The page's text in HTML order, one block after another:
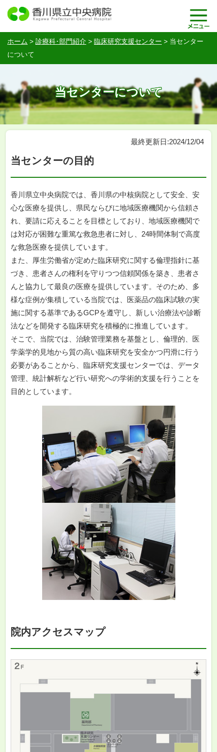
ホーム > 診療科･部門紹介 > 臨床研究支援センター > 当センター
について
当センターについて
最終更新日:2024/12/04
当センターの目的
香川県立中央病院では、香川県の中核病院として安全、安
心な医療を提供し、県民ならびに地域医療機関から信頼さ
れ、要請に応えることを目標としており、地域医療機関で
は対応が困難な重篤な救急患者に対し、24時間体制で高度
な救急医療を提供しています。
また、厚生労働省が定めた臨床研究に関する倫理指針に基
づき、患者さんの権利を守りつつ信頼関係を築き、患者さ
んと協力して最良の医療を提供しています。そのため、多
様な症例が集積している当院では、医薬品の臨床試験の実
施に関する基準であるGCPを遵守し、新しい治療法や診断
法などを開発する臨床研究を積極的に推進しています。
そこで、当院では、治験管理業務を基盤とし、倫理的、医
学薬学的見地から質の高い臨床研究を安全かつ円滑に行う
必要があることから、臨床研究支援センターでは、データ
管理、統計解析など行い研究への学術的支援を行うことを
目的としています。
院内アクセスマップ